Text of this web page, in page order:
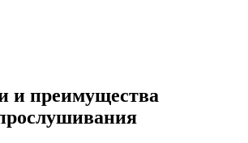
и преимущества